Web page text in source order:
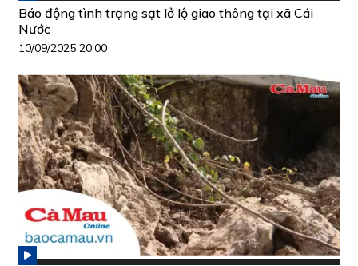
Báo động tình trạng sạt lở lộ giao thông tại xã Cái
Nước
10/09/2025 20:00